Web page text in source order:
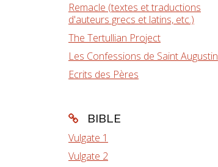
Remacle (textes et traductions
d'auteurs grecs et latins, etc.)
The Tertullian Project
Les Confessions de Saint Augustin
Ecrits des Pères
BIBLE
Vulgate 1
Vulgate 2